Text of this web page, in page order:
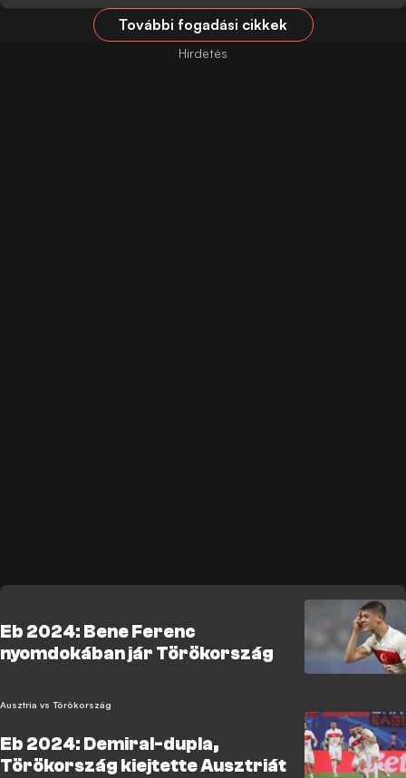
További fogadási cikkek
Eb 2024: Bene Ferenc
nyomdokában jár Törökország
Ausztria vs Törökország
Eb 2024: Demiral-dupla,
Törökország kiejtette Ausztriát